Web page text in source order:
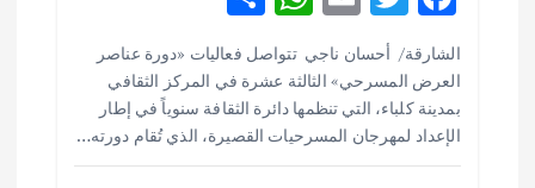
ت
ac
e
b
o
w
it
te
r
ai
l
h
at
s
A
h
ar
e
الشارقة/ أحسان ناجي تتواصل فعاليات «دورة عناصر
العرض المسرحي» الثالثة عشرة في المركز الثقافي
بمدينة كلباء، التي تنظمها دائرة الثقافة سنوياً في إطار
الإعداد لمهرجان المسرحيات القصيرة، الذي تُقام دورته…